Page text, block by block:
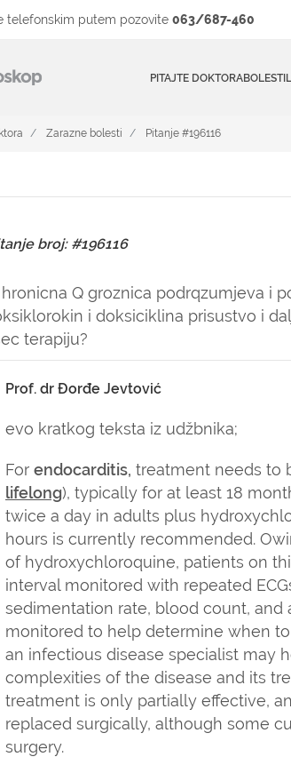
telefonskim putem pozovite 063/687-460
PITAJTE DOKTORABOLESTI
Zarazne bolesti Pitanje #196116
broj: #196116
hronicna Q groznica podrqzumjeva i
i doksiciklina prisustvo i
terapiju?
Prof. dr Đorđe Jevtović
evo kratkog teksta iz udžbnika;
For endocarditis, treatment needs to
lifelong), typically for at least 18
twice a day in adults plus
hours is currently recommended.
of hydroxychloroquine, patients on
interval monitored with repeated
sedimentation rate, blood count, and
monitored to help determine when
an infectious disease specialist may
complexities of the disease and its
treatment is only partially effective,
replaced surgically, although some
surgery.